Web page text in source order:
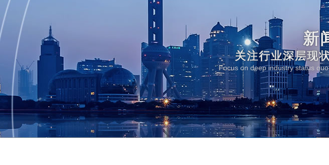
新
关注行业深层现
Focus on deep industry status